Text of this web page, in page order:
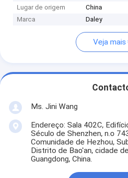
Lugar de origem
China
Marca
Daley
Veja mais
Ms. Jini Wang
Endereço: Sala 402C,
Século de Shenzhen, n.o
Comunidade de Hezhou,
Distrito de Bao'an, cidade
Guangdong, China.